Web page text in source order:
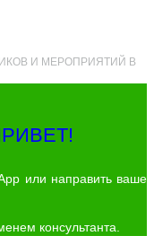
И МЕРОПРИЯТИЙ В
или направить ваше
консультанта.